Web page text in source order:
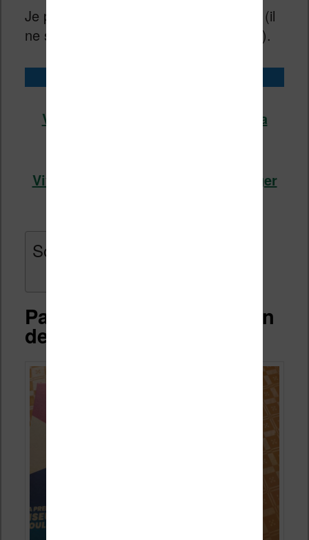
Je précise que j’ai acheté cette liseuse (il
ne s’agit donc pas d’un modèle de prêt).
Vivlio Light HD Color chez Cultura
Vivlio Light HD Color chez Boulanger
Sommaire
Packaging et présentation
de la liseuse Vivlio Color